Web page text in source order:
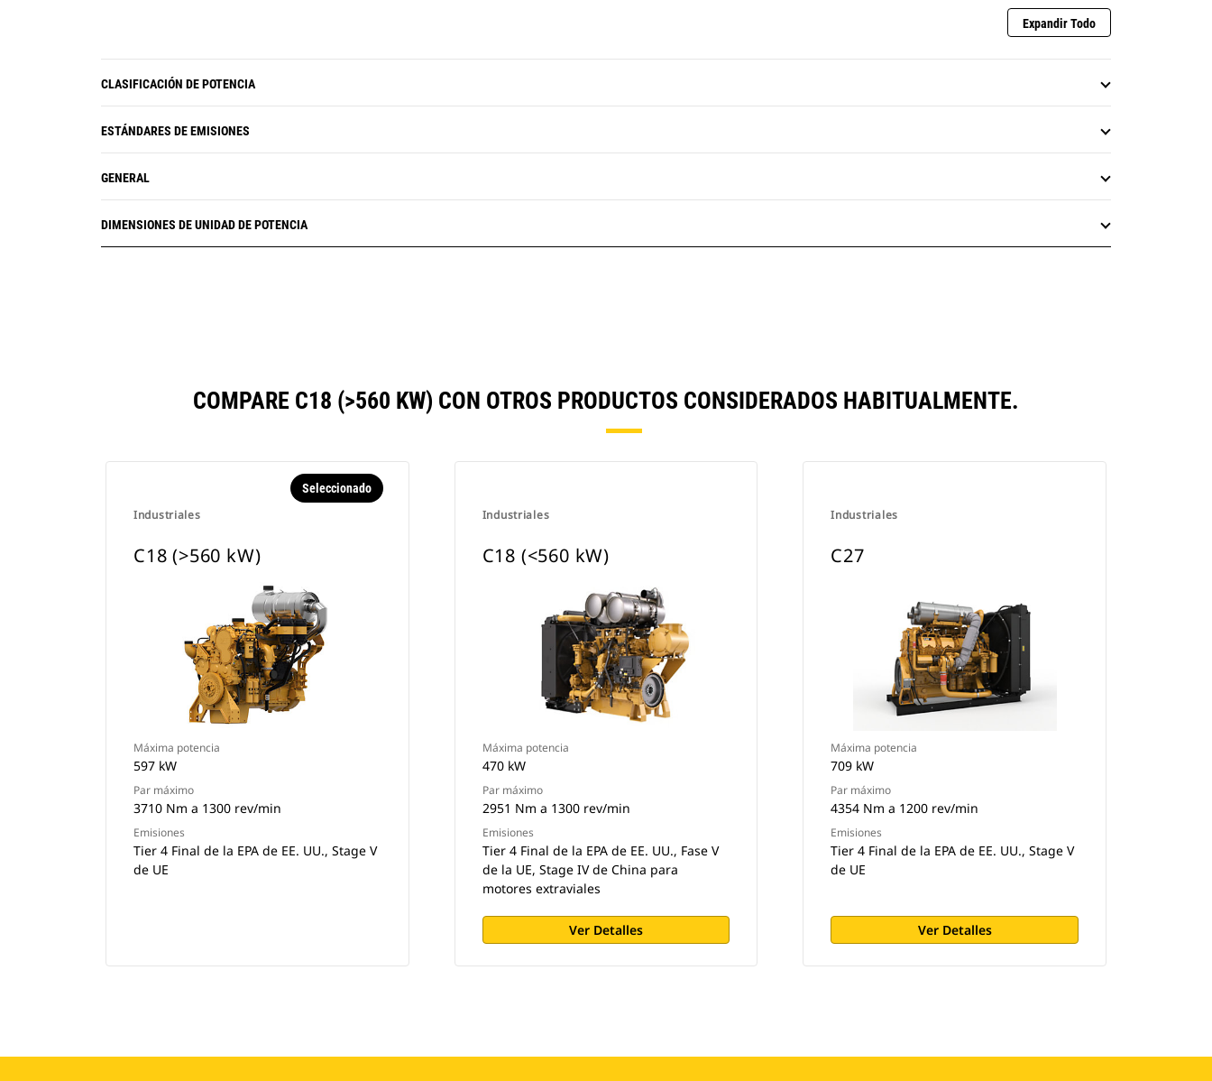
Expandir Todo
CLASIFICACIÓN DE POTENCIA
ESTÁNDARES DE EMISIONES
GENERAL
DIMENSIONES DE UNIDAD DE POTENCIA
COMPARE C18 (>560 KW) CON OTROS PRODUCTOS CONSIDERADOS HABITUALMENTE.
Industriales
Seleccionado
C18 (>560 kW)
Máxima potencia
597 kW
Par máximo
3710 Nm a 1300 rev/min
Emisiones
Tier 4 Final de la EPA de EE. UU., Stage V
de UE
Industriales
C18 (<560 kW)
Máxima potencia
470 kW
Par máximo
2951 Nm a 1300 rev/min
Emisiones
Tier 4 Final de la EPA de EE. UU., Fase V
de la UE, Stage IV de China para
motores extraviales
Ver Detalles
Industriales
C27
Máxima potencia
709 kW
Par máximo
4354 Nm a 1200 rev/min
Emisiones
Tier 4 Final de la EPA de EE. UU., Stage V
de UE
Ver Detalles